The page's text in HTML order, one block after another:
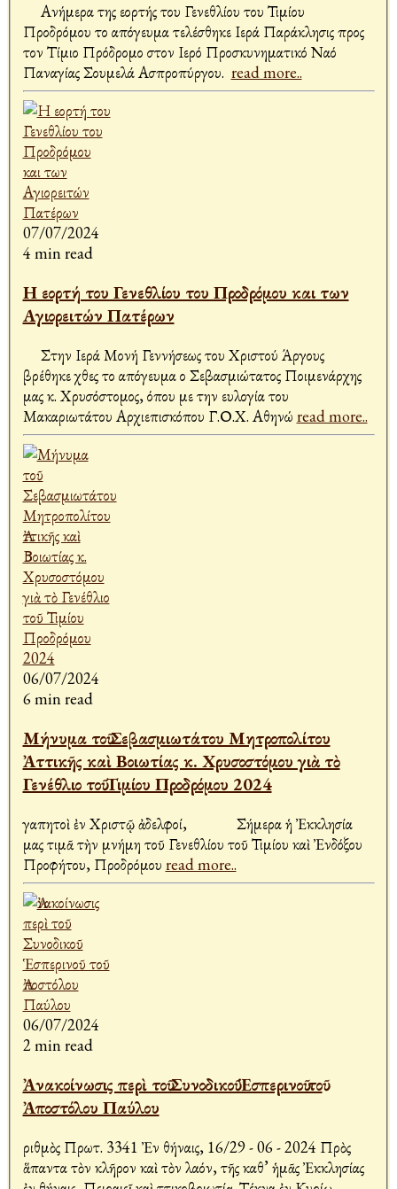
Ανήμερα της εορτής του Γενεθλίου του Τιμίου
Προδρόμου το απόγευμα τελέσθηκε Ιερά Παράκλησις προς
τον Τίμιο Πρόδρομο στον Ιερό Προσκυνηματικό Ναό
Παναγίας Σουμελά Ασπροπύργου. read more..
07/07/2024
4 min read
Η εορτή του Γενεθλίου του Προδρόμου και των
Αγιορειτών Πατέρων
Στην Ιερά Μονή Γεννήσεως του Χριστού Άργους
βρέθηκε χθες το απόγευμα ο Σεβασμιώτατος Ποιμενάρχης
μας κ. Χρυσόστομος, όπου με την ευλογία του
Μακαριωτάτου Αρχιεπισκόπου Γ.Ο.Χ. Αθηνώ read more..
06/07/2024
6 min read
Μήνυμα τοῦ Σεβασμιωτάτου Μητροπολίτου
Ἀττικῆς καὶ Βοιωτίας κ. Χρυσοστόμου γιὰ τὸ
Γενέθλιο τοῦ Τιμίου Προδρόμου 2024
Ἀγαπητοὶ ἐν Χριστῷ ἀδελφοί, Σήμερα ἡ Ἐκκλησία
μας τιμᾶ τὴν μνήμη τοῦ Γενεθλίου τοῦ Τιμίου καὶ Ἐνδόξου
Προφήτου, Προδρόμου read more..
06/07/2024
2 min read
Ἀνακοίνωσις περὶ τοῦ Συνοδικοῦ Ἑσπερινοῦ τοῦ
Ἀποστόλου Παύλου
Ἀριθμὸς Πρωτ. 3341 Ἐν Ἀθήναις, 16/29 - 06 - 2024 Πρὸς
ἅπαντα τὸν κλῆρον καὶ τὸν λαόν, τῆς καθ’ ἡμᾶς Ἐκκλησίας